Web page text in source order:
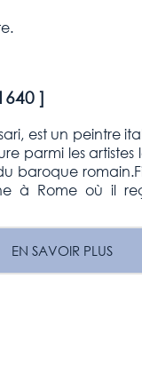
]
est un peintre
parmi les artistes
baroque
à Rome où il
EN SAVOIR PLUS